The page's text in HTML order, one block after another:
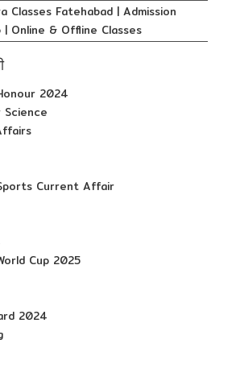
Classes Fatehabad | Admission
Online & Offline Classes
2024
Science
Current Affair
Cup 2025
2024